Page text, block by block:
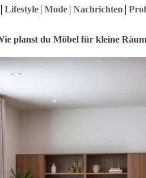
Lifestyle Mode Nachrichten
planst du Möbel für kleine